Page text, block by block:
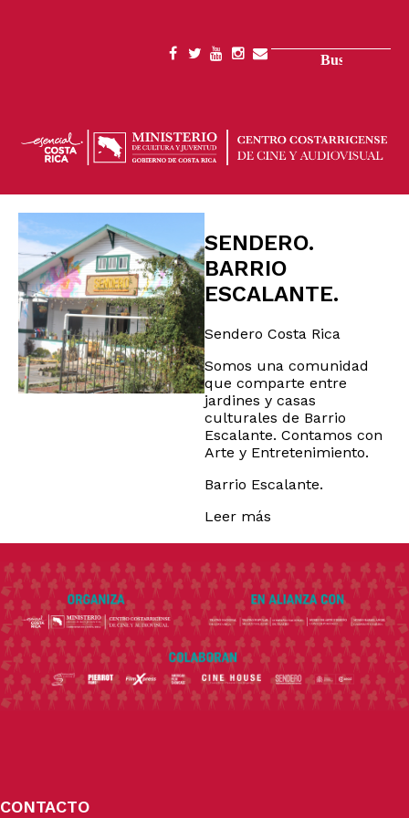
SOCIAL
SENDERO.
BARRIO
ESCALANTE.
Sendero Costa Rica
Somos una comunidad
que comparte entre
jardines y casas
culturales de Barrio
Escalante. Contamos con
Arte y Entretenimiento.
Barrio Escalante.
Leer más
CONTACTO